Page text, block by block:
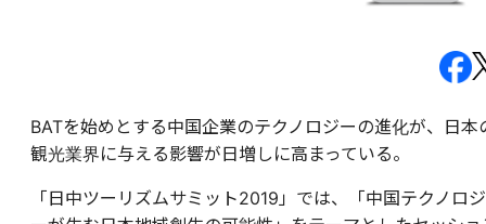
BATを始めとする中国企業のテクノロジーの進化が、日本
観光業界に与える影響が日増しに高まっている。
「日中ツーリズムサミット2019」では、「中国テクノロジ